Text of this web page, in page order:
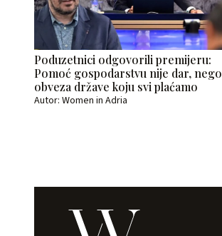
Poduzetnici odgovorili premijeru:
Pomoć gospodarstvu nije dar, nego
obveza države koju svi plaćamo
Autor: Women in Adria